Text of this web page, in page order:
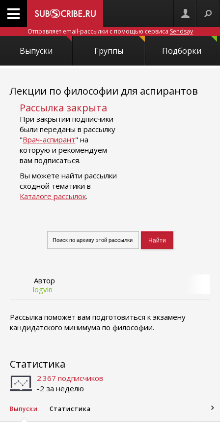
Отправляет email-рассылки с помощью сервиса Sendsay
Выпуски Группы Подборки
Лекции по философии для аспирантов
Рассылка закрыта
При закрытии подписчики
были переданы в рассылку
"Врач-аспирант" на
которую и рекомендуем
вам подписаться.
Вы можете найти рассылки
сходной тематики в
Каталоге рассылок.
Автор
logvin
Рассылка поможет вам подготовиться к экзамену
кандидатского минимума по философии.
Статистика
2.367 подписчиков
-2 за неделю
Выпуски Статистика